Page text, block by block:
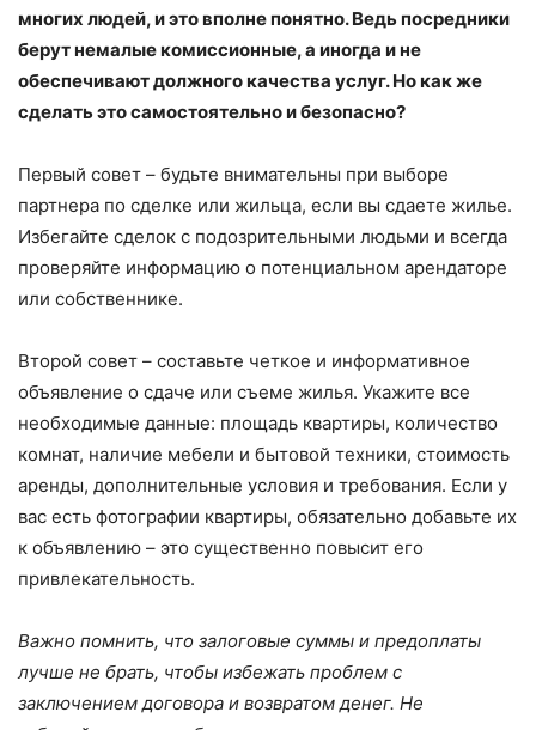
многих людей, и это вполне понятно. Ведь посредники
берут немалые комиссионные, а иногда и не
обеспечивают должного качества услуг. Но как же
сделать это самостоятельно и безопасно?
Первый совет – будьте внимательны при выборе
партнера по сделке или жильца, если вы сдаете жилье.
Избегайте сделок с подозрительными людьми и всегда
проверяйте информацию о потенциальном арендаторе
или собственнике.
Второй совет – составьте четкое и информативное
объявление о сдаче или съеме жилья. Укажите все
необходимые данные: площадь квартиры, количество
комнат, наличие мебели и бытовой техники, стоимость
аренды, дополнительные условия и требования. Если у
вас есть фотографии квартиры, обязательно добавьте их
к объявлению – это существенно повысит его
привлекательность.
Важно помнить, что залоговые суммы и предоплаты
лучше не брать, чтобы избежать проблем с
заключением договора и возвратом денег. Не